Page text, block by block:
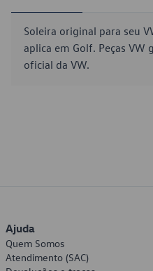
Soleira original para seu
aplica em Golf. Peças VW
oficial da VW.
Ajuda
Quem Somos
Atendimento (SAC)